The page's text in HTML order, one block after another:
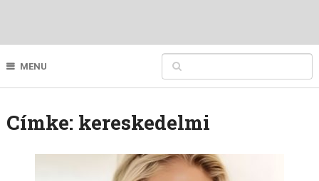
MENU
Címke: kereskedelmi